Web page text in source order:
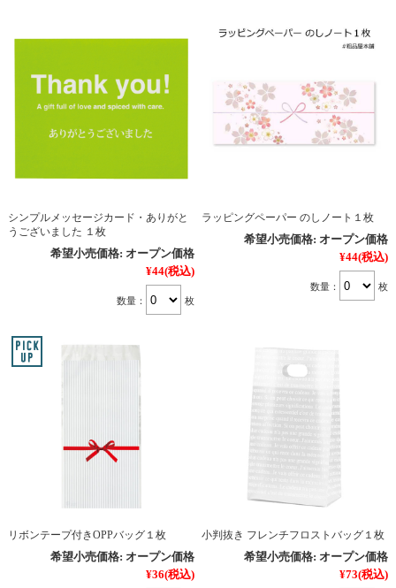
シンプルメッセージカード・ありがと
うございました １枚
希望小売価格: オープン価格
¥44(税込)
数量： 枚
ラッピングペーパー のしノート１枚
希望小売価格: オープン価格
¥44(税込)
数量： 枚
リボンテープ付きOPPバッグ１枚
希望小売価格: オープン価格
¥36(税込)
小判抜き フレンチフロストバッグ１枚
希望小売価格: オープン価格
¥73(税込)